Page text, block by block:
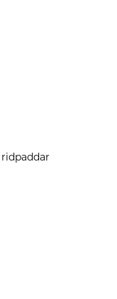
ridpaddar